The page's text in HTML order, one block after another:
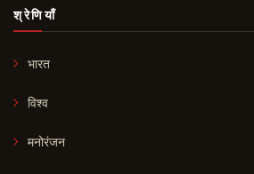
श्रेणियाँ
भारत
विश्व
मनोरंजन